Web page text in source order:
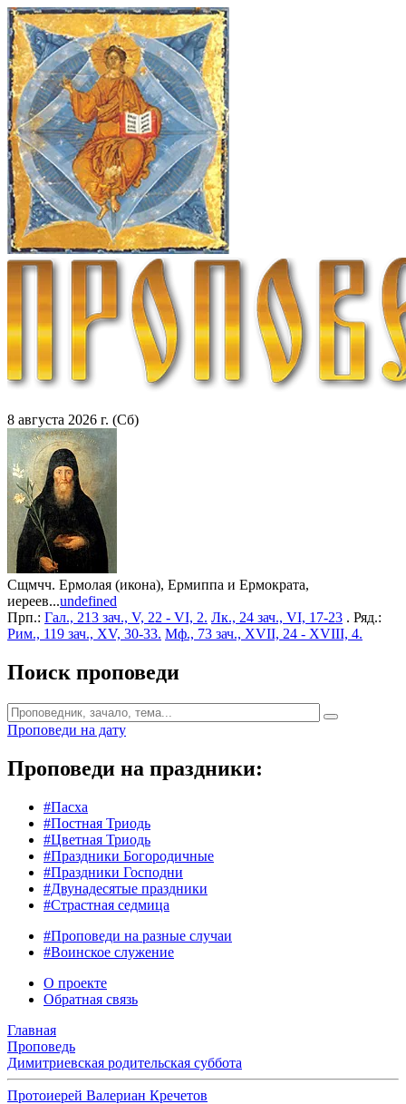
8 августа 2026 г. (Сб)
Сщмчч. Ермолая (икона), Ермиппа и Ермократа,
иереев...undefined
Прп.: Гал., 213 зач., V, 22 - VI, 2. Лк., 24 зач., VI, 17-23 . Ряд.:
Рим., 119 зач., XV, 30-33. Мф., 73 зач., XVII, 24 - XVIII, 4.
Поиск проповеди
Проповеди на дату
Проповеди на праздники:
#Пасха
#Постная Триодь
#Цветная Триодь
#Праздники Богородичные
#Праздники Господни
#Двунадесятые праздники
#Страстная седмица
#Проповеди на разные случаи
#Воинское служение
О проекте
Обратная связь
Главная
Проповедь
Димитриевская родительская суббота
Протоиерей Валериан Кречетов